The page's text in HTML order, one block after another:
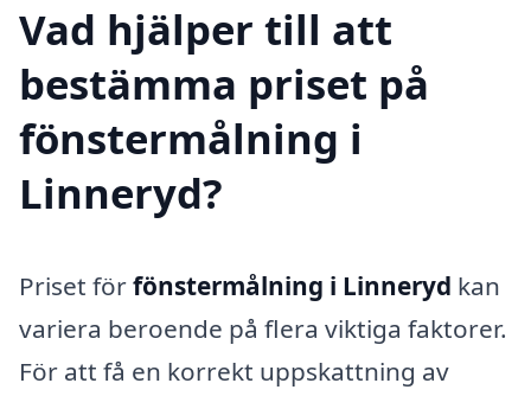
Vad hjälper till att
bestämma priset på
fönstermålning i
Linneryd?
Priset förfönstermålning i Linneryd kan
variera beroende på flera viktiga faktorer.
För att få en korrekt uppskattning av